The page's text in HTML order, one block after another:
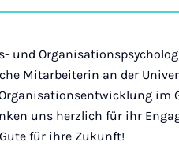
auf
und
Mitarbeiterin an der
im
uns herzlich für ihr
für ihre Zukunft!